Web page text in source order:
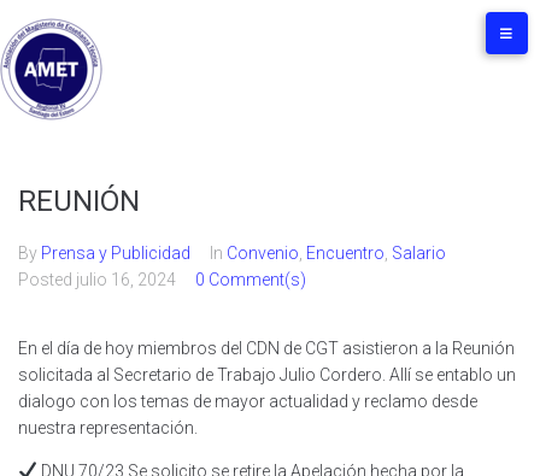
REUNIÓN
By Prensa y Publicidad In Convenio Encuentro Salario
Posted julio 16, 2024 0 Comment(s)
En el día de hoy miembros del CDN de CGT asistieron a la Reunión
solicitada al Secretario de Trabajo Julio Cordero. Allí se entablo un
dialogo con los temas de mayor actualidad y reclamo desde
nuestra representación.
DNU 70/23 Se solicito se retire la Apelación hecha por la